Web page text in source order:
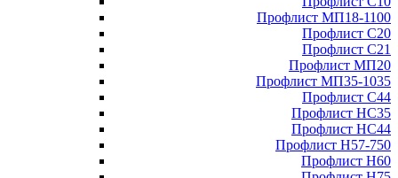
Профлист МП18-1100
Профлист С20
Профлист С21
Профлист МП20
Профлист МП35-1035
Профлист С44
Профлист НС35
Профлист НС44
Профлист Н57-750
Профлист Н60